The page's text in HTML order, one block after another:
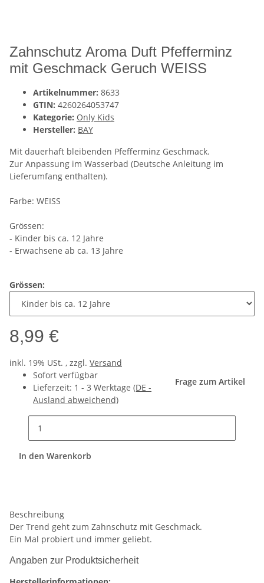
Zahnschutz Aroma Duft Pfefferminz
mit Geschmack Geruch WEISS
Artikelnummer: 8633
GTIN: 4260264053747
Kategorie: Only Kids
Hersteller: BAY
Mit dauerhaft bleibenden Pfefferminz Geschmack.
Zur Anpassung im Wasserbad (Deutsche Anleitung im
Lieferumfang enthalten).
Farbe: WEISS
Grössen:
- Kinder bis ca. 12 Jahre
- Erwachsene ab ca. 13 Jahre
Grössen:
8,99 €
inkl. 19% USt. , zzgl. Versand
Sofort verfügbar
Lieferzeit: 1 - 3 Werktage (DE -
Ausland abweichend)
Frage zum Artikel
In den Warenkorb
Beschreibung
Der Trend geht zum Zahnschutz mit Geschmack.
Ein Mal probiert und immer geliebt.
Angaben zur Produktsicherheit